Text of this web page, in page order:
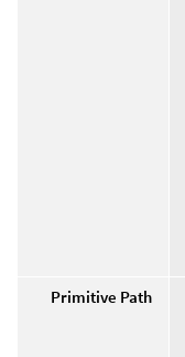
Primitive Path